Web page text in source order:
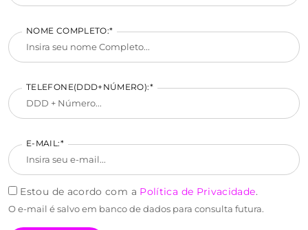
NOME COMPLETO:*
TELEFONE(DDD+NÚMERO):*
E-MAIL:*
Estou de acordo com a Política de Privacidade.
O e-mail é salvo em banco de dados para consulta futura.